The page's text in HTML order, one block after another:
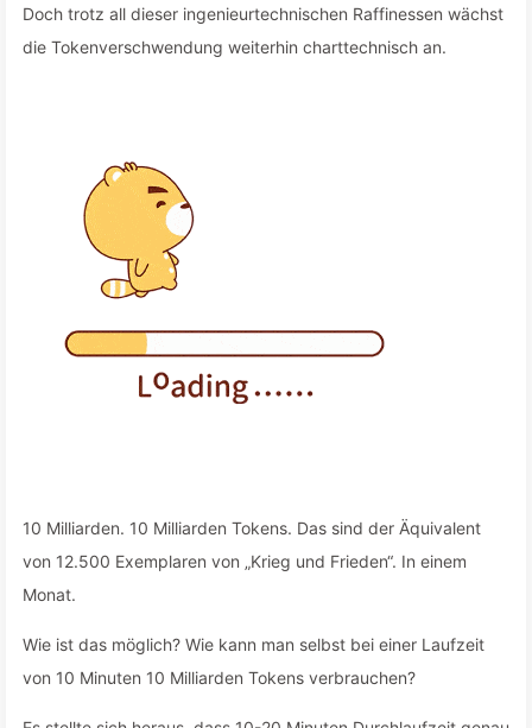
Doch trotz all dieser ingenieurtechnischen Raffinessen wächst
die Tokenverschwendung weiterhin charttechnisch an.
10 Milliarden. 10 Milliarden Tokens. Das sind der Äquivalent
von 12.500 Exemplaren von „Krieg und Frieden“. In einem
Monat.
Wie ist das möglich? Wie kann man selbst bei einer Laufzeit
von 10 Minuten 10 Milliarden Tokens verbrauchen?